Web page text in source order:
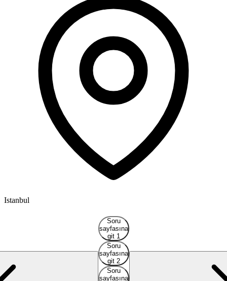
Istanbul
Soru
sayfasına
git 1
Soru
sayfasına
git 2
Soru
sayfasına